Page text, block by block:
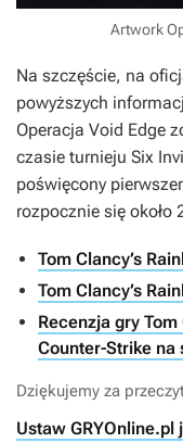
Artwork
Na szczęście, na
powyższych
Operacja Void Edge
czasie turnieju Six
poświęcony
rozpocznie się około
Tom Clancy’s
Tom Clancy’s
Recenzja gry
Counter-Strike na
Dziękujemy za
Ustaw